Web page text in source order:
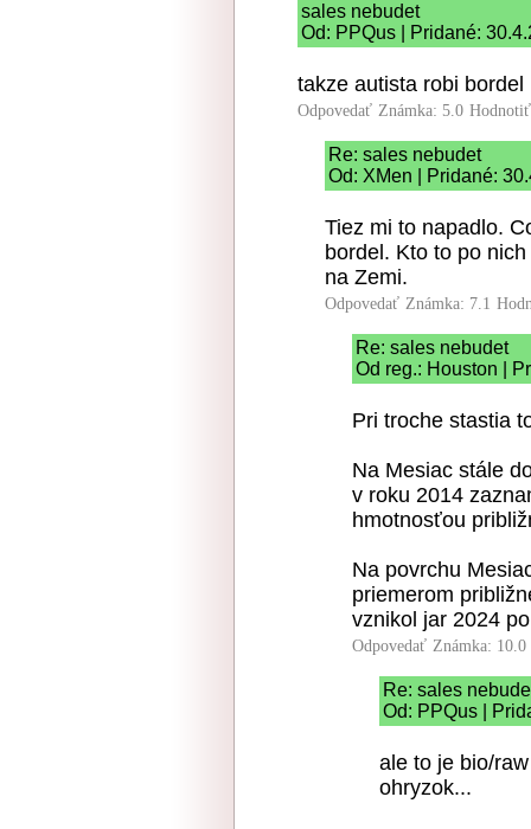
sales nebudet
Od: PPQus | Pridané:
takze autista robi
Odpovedať Známka: 5.0
Re: sales nebudet
Od: XMen | Pridané:
Tiez mi to napadlo.
bordel. Kto to po
na Zemi.
Odpovedať Známka: 7.1
Re: sales nebudet
Od reg.: Houston |
Pri troche stastia
Na Mesiac stále
v roku 2014
hmotnosťou
Na povrchu
priemerom
vznikol jar 2024
Odpovedať Známka: 10.0
Re: sales
Od: PPQus |
ale to je bio/
ohryzok...